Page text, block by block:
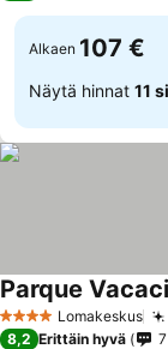
Alkaen 107 €
Näytä hinnat 11
4 TähtiluokitusLomakeskus
Parque
8,2 Erittäin hyvä